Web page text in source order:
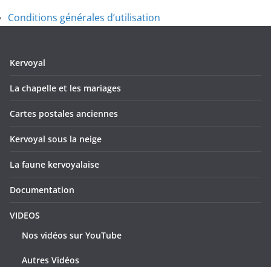
Conditions générales d’utilisation
Kervoyal
La chapelle et les mariages
Cartes postales anciennes
Kervoyal sous la neige
La faune kervoyalaise
Documentation
VIDEOS
Nos vidéos sur YouTube
Autres Vidéos